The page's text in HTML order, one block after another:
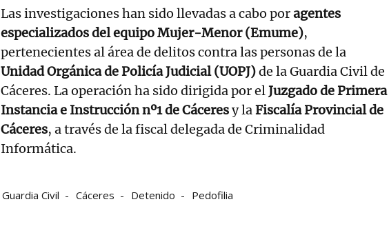
Las investigaciones han sido llevadas a cabo poragentes
especializados del equipo Mujer-Menor (Emume),
pertenecientes al área de delitos contra las personas de la
Unidad Orgánica de Policía Judicial (UOPJ)de la Guardia Civil de
Cáceres. La operación ha sido dirigida por elJuzgado de Primera
Instancia e Instrucción nº1 de Cáceresy laFiscalía Provincial de
Cáceres, a través de la fiscal delegada de Criminalidad
Informática.
Guardia Civil Cáceres Detenido Pedofilia